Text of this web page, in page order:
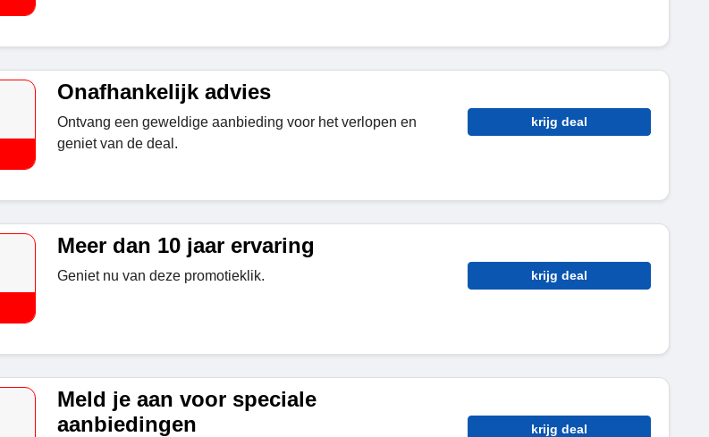
Onafhankelijk advies
Ontvang een geweldige aanbieding voor het verlopen en
geniet van de deal.
krijg deal
Meer dan 10 jaar ervaring
Geniet nu van deze promotieklik. krijg deal
Meld je aan voor speciale
aanbiedingen
krijg deal